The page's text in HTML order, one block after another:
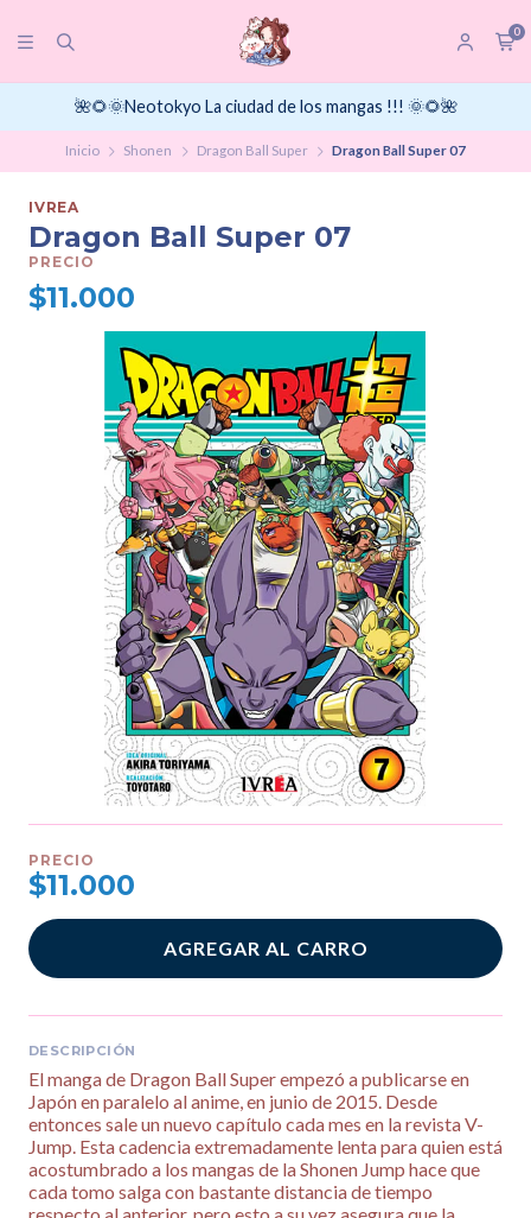
0
🌺🌻🌞Neotokyo La ciudad de los mangas !!! 🌞🌻🌺
Inicio Shonen Dragon Ball Super Dragon Ball Super 07
IVREA
Dragon Ball Super 07
PRECIO
$11.000
PRECIO
$11.000
AGREGAR AL CARRO
DESCRIPCIÓN
El manga de Dragon Ball Super empezó a publicarse en
Japón en paralelo al anime, en junio de 2015. Desde
entonces sale un nuevo capítulo cada mes en la revista V-
Jump. Esta cadencia extremadamente lenta para quien está
acostumbrado a los mangas de la Shonen Jump hace que
cada tomo salga con bastante distancia de tiempo